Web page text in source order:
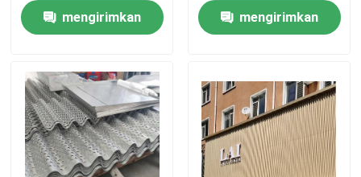
Video
Tentang kami
Tur pabrik
Kontrol Kualitas
T Bar
mengirimkan
Berlubang
mengirimkan